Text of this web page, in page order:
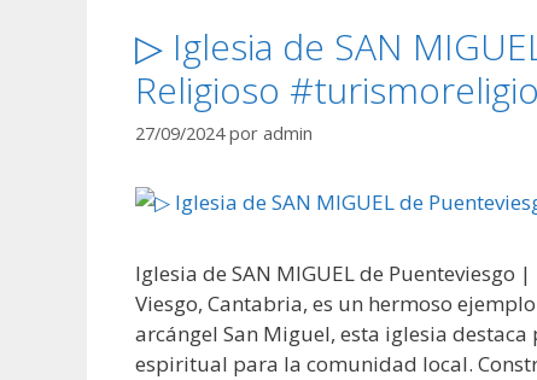
▷ Iglesia de SAN
Religioso
27/09/2024 por admin
Iglesia de SAN MIGUEL de Puenteviesgo
Viesgo, Cantabria, es un hermoso
arcángel San Miguel, esta iglesia
espiritual para la comunidad local.